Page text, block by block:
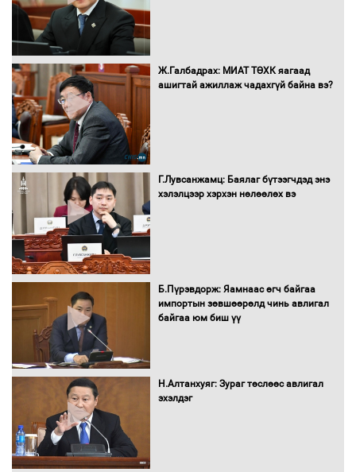
16 төрлийн эмийг нэг эх үүсвэрээс
худалдан авах журмыг баталлаа
шилжиж, найр наадам, зөвлөгөөн,
гадаад томилолтыг хориглолоо
Ж.Галбадрах: МИАТ ТӨХК яагаад
ашигтай ажиллаж чадахгүй байна вэ?
Г.Лувсанжамц: Баялаг бүтээгчдэд энэ
хэлэлцээр хэрхэн нөлөөлөх вэ
Б.Пүрэвдорж: Яамнаас өгч байгаа
импортын зөвшөөрөлд чинь авлигал
байгаа юм биш үү
Н.Алтанхуяг: Зураг төслөөс авлигал
эхэлдэг